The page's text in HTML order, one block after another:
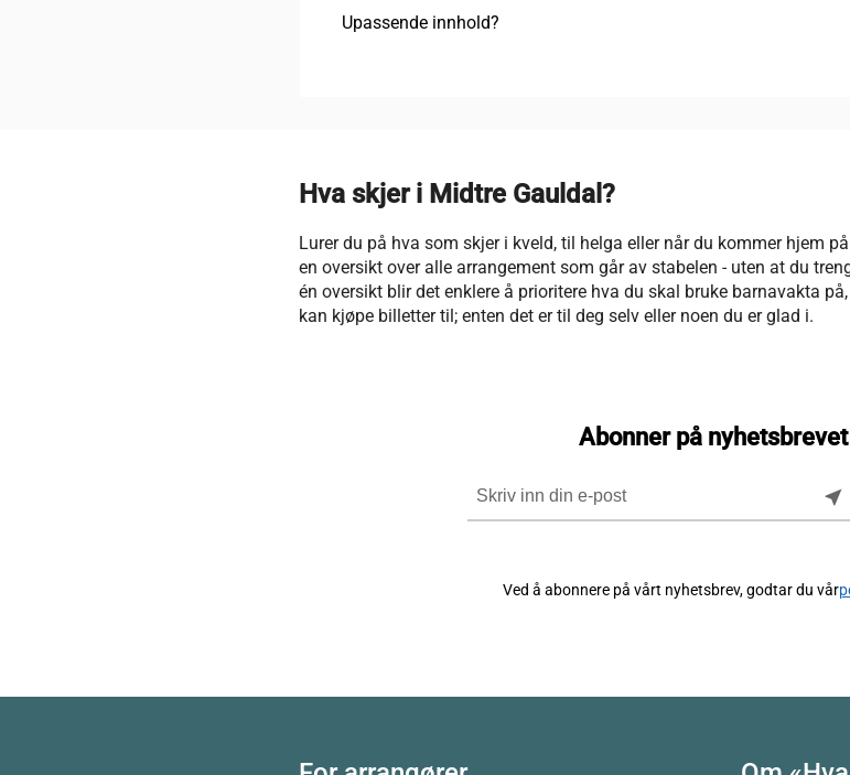
Upassende innhold?
Hva skjer i Midtre Gauldal?
Lurer du på hva som skjer i kveld, til helga eller når du kommer hjem
en oversikt over alle arrangement som går av stabelen - uten at du
én oversikt blir det enklere å prioritere hva du skal bruke barnavakta
kan kjøpe billetter til; enten det er til deg selv eller noen du er glad i.
Abonner på
near_me
Ved å abonnere på vårt nyhetsbrev, godtar du vår